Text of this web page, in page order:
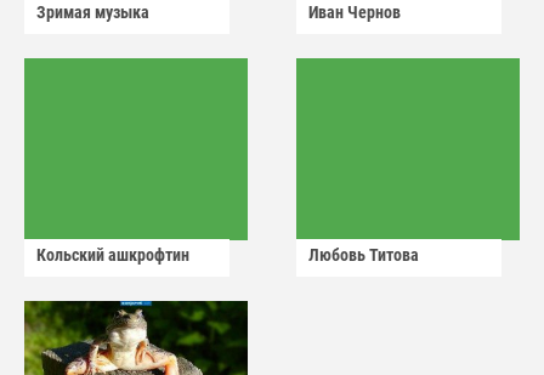
Зримая музыка Иван Чернов
Кольский ашкрофтин Любовь Титова